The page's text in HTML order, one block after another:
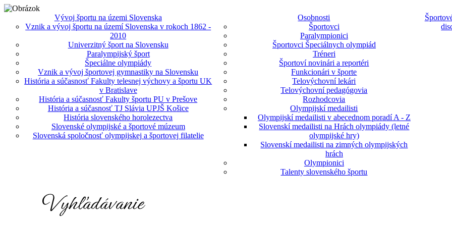
Vývoj športu na územi Slovenska
Vznik a vývoj športu na území Slovenska v rokoch 1862 -
2010
Univerzitný šport na Slovensku
Paralympijský šport
Špeciálne olympiády
Vznik a vývoj športovej gymnastiky na Slovensku
História a súčasnosť Fakulty telesnej výchovy a športu UK
v Bratislave
História a súčasnosť Fakulty športu PU v Prešove
História a súčasnosť TJ Slávia UPJŠ Košice
História slovenského horolezectva
Slovenské olympijské a športové múzeum
Slovenská spoločnosť olympijskej a športovej filatelie
Osobnosti
Športovci
Paralympionici
Športovci Špeciálnych olympiád
Tréneri
Športoví novinári a reportéri
Funkcionári v športe
Telovýchovní lekári
Telovýchovní pedagógovia
Rozhodcovia
Olympijskí medailisti
Olympijskí medailisti v abecednom poradí A - Z
Slovenskí medailisti na Hrách olympiády (letné
olympijské hry)
Slovenskí medailisti na zimných olympijských
hrách
Olympionici
Talenty slovenského športu